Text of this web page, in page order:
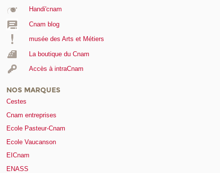
Handi'cnam
Cnam blog
musée des Arts et Métiers
La boutique du Cnam
Accès à intraCnam
NOS MARQUES
Cestes
Cnam entreprises
Ecole Pasteur-Cnam
Ecole Vaucanson
EICnam
ENASS